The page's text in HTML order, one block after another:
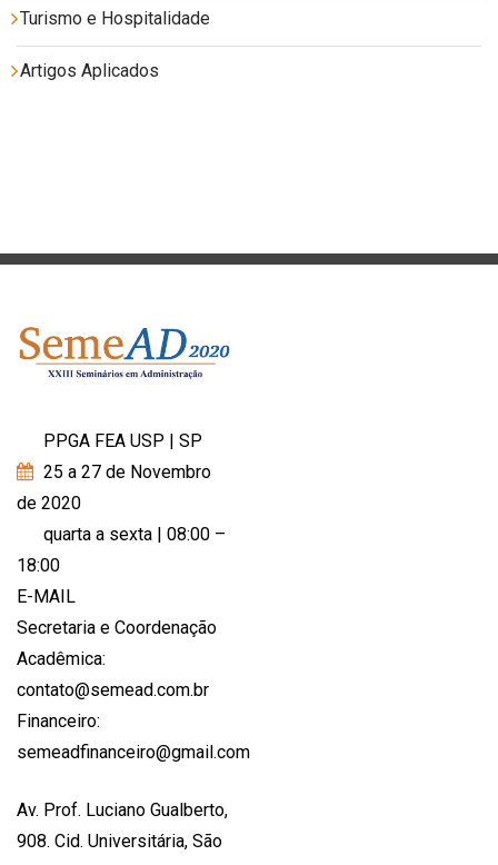
Turismo e Hospitalidade
Artigos Aplicados
PPGA FEA USP | SP
25 a 27 de Novembro
de 2020
quarta a sexta | 08:00 –
18:00
E-MAIL
Secretaria e Coordenação
Acadêmica:
contato@semead.com.br
Financeiro:
semeadfinanceiro@gmail.com
Av. Prof. Luciano Gualberto,
908. Cid. Universitária, São